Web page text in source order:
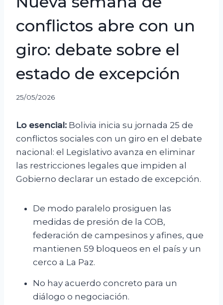
conflictos abre con un
giro: debate sobre el
estado de excepción
25/05/2026
Lo esencial: Bolivia inicia su jornada 25 de
conflictos sociales con un giro en el debate
nacional: el Legislativo avanza en eliminar
las restricciones legales que impiden al
Gobierno declarar un estado de excepción.
De modo paralelo prosiguen las
medidas de presión de la COB,
federación de campesinos y afines, que
mantienen 59 bloqueos en el país y un
cerco a La Paz.
No hay acuerdo concreto para un
diálogo o negociación.